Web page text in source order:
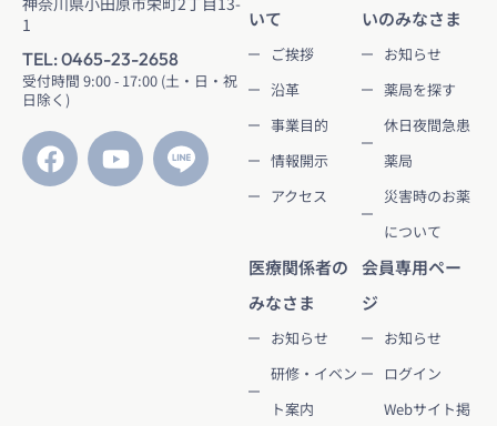
1
TEL: 0465-23-2658
受付時間 9:00 - 17:00 (土・日・祝
日除く)
いて
ご挨拶
沿革
事業目的
情報開示
アクセス
いのみなさま
お知らせ
薬局を探す
休日夜間急患
薬局
災害時のお薬
について
医療関係者の
みなさま
お知らせ
研修・イベン
ト案内
会員専用ペー
ジ
お知らせ
ログイン
Webサイト掲